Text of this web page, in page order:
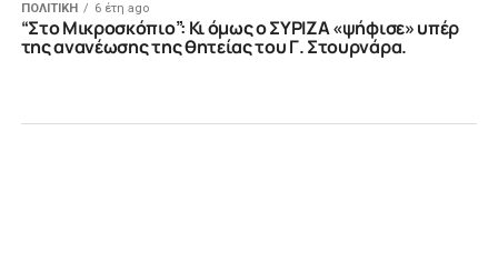
ΠΟΛΙΤΙΚΗ 6 έτη ago
“Στο Μικροσκόπιο”: Κι όμως ο ΣΥΡΙΖΑ «ψήφισε» υπέρ
της ανανέωσης της θητείας του Γ. Στουρνάρα.